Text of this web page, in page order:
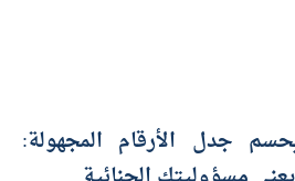
جدل الأرقام المجهولة: